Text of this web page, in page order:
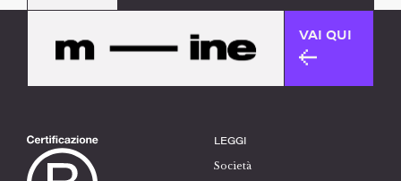
VAI QUI
LEGGI
Società